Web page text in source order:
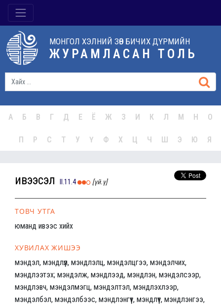
МОНГОЛ ХЭЛНИЙ ЗӨВ БИЧИХ ДҮРМИЙН
ЖУРАМЛАСАН ТОЛЬ
А Б В Г Д Е Ё Ж З И К Л М Н О
П Р С Т У Ү Ф Х Ц Ч Ш Э Ю Я
ивээсэл II.11.4 [үй.ү]
ТОВЧ УТГА
юманд ивээс хийх
ХУВИЛАХ ЖИШЭЭ
мэндэл, мэндлүүл, мэндлэлц, мэндэлцгээ, мэндэлчих,
мэндлээтэх; мэндэлж, мэндлээд, мэндлэн, мэндэлсээр,
мэндлэвч, мэндэлмэгц, мэндэлтэл, мэндлэхлээр,
мэндэлбэл, мэндэлбээс, мэндлэнгүүт, мэндлүүт, мэндлэнгээ,